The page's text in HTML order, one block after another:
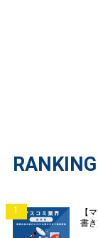
RANKING
1
【
書